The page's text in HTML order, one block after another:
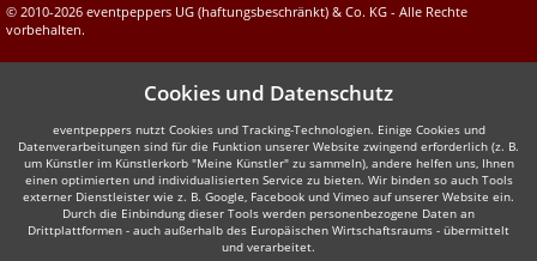
© 2010-2026 eventpeppers UG (haftungsbeschränkt) & Co. KG - Alle Rechte
vorbehalten.
Cookies und Datenschutz
eventpeppers nutzt Cookies und Tracking-Technologien. Einige Cookies und
Datenverarbeitungen sind für die Funktion unserer Website zwingend erforderlich (z. B.
um Künstler im Künstlerkorb "Meine Künstler" zu sammeln), andere helfen uns, Ihnen
einen optimierten und individualisierten Service zu bieten. Wir binden so auch Tools
externer Dienstleister wie z. B. Google, Facebook und Vimeo auf unserer Website ein.
Durch die Einbindung dieser Tools werden personenbezogene Daten an
Drittplattformen - auch außerhalb des Europäischen Wirtschaftsraums - übermittelt
und verarbeitet.